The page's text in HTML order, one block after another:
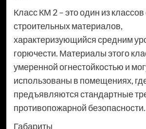
Класс КМ 2 – это один из классов
строительных материалов,
характеризующийся средним
горючести. Материалы этого
умеренной огнестойкостью и
использованы в помещениях,
предъявляются стандартные
противопожарной безопасности.
Габариты